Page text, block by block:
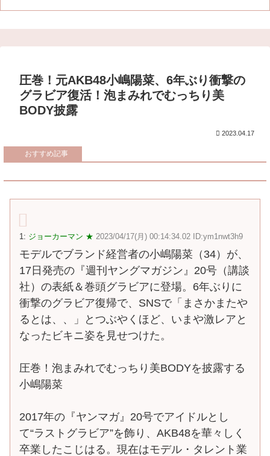
圧巻！元AKB48小嶋陽菜、6年ぶり衝撃の
グラビア復活！泡まみれでむっちり美
BODY披露
2023.04.17
おすすめ記事
1: ジョーカーマン ★ 2023/04/17(月) 00:14:34.02 ID:ym1nwt3h9
モデルでブランド経営者の小嶋陽菜（34）が、
17日発売の『週刊ヤングマガジン』20号（講談
社）の表紙＆巻頭グラビアに登場。6年ぶりに
衝撃のグラビア復帰で、SNSで「まさかまたや
るとは、、」とつぶやくほど、いまや激レアと
なったビキニ姿を見せつけた。
圧巻！泡まみれでむっちり美BODYを披露する
小嶋陽菜
2017年の『ヤンマガ』20号でアイドルとし
て“ラストグラビア”を飾り、AKB48を華々しく
卒業したこじはる。現在はモデル・タレント業